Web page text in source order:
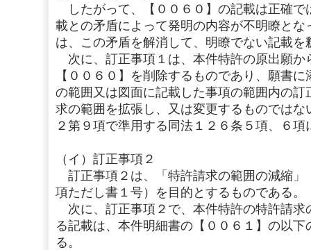
したがって、【００６０】の記載は正確で
載との矛盾によって発明の内容が不明瞭と
は、この矛盾を解消して、明瞭でない記載を
次に、訂正事項１は、本件特許の原出願か
【００６０】を削除するものであり、願書
の範囲又は図面に記載した事項の範囲内の
求の範囲を拡張し、又は変更するものでは
２第９項で準用する同法１２６条５項、６項
（イ）訂正事項２
訂正事項２は、「特許請求の範囲の減縮」
項ただし書１号）を目的とするものである。
次に、訂正事項２で、本件特許の特許請求
る記載は、本件明細書の【００６１】の以
る。